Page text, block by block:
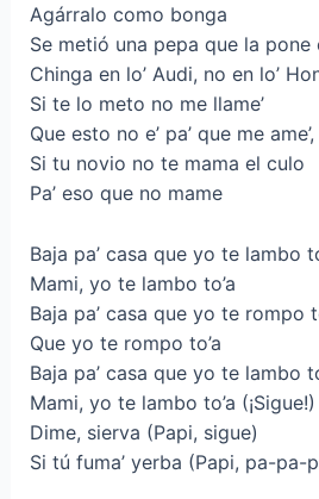
Agárralo como bonga
Se metió una pepa que la pone
Chinga en lo’ Audi, no en lo’
Si te lo meto no me llame’
Que esto no e’ pa’ que me
Si tu novio no te mama el culo
Pa’ eso que no mame
Baja pa’ casa que yo te lambo
Mami, yo te lambo to’a
Baja pa’ casa que yo te rompo
Que yo te rompo to’a
Baja pa’ casa que yo te lambo
Mami, yo te lambo to’a (¡Sigue!)
Dime, sierva (Papi, sigue)
Si tú fuma’ yerba (Papi, pa-pa-